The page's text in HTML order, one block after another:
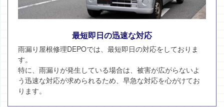
最短即日の迅速な対応
雨漏り屋根修理DEPOでは、最短即日の対応をしておりま
す。
特に、雨漏りが発生している場合は、被害が広がらないよ
う迅速な対応が求められるため、早急な対応を心がけてお
ります。